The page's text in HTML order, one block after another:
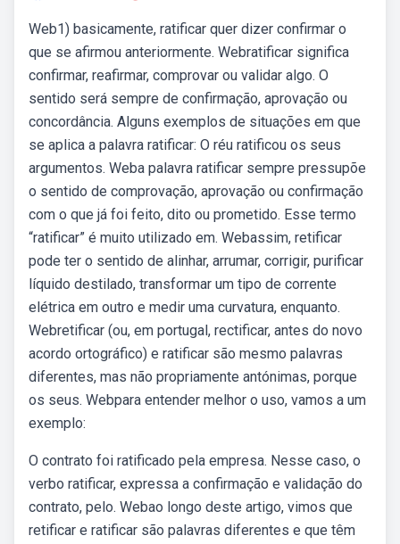
Web1) basicamente, ratificar quer dizer confirmar o
que se afirmou anteriormente. Webratificar significa
confirmar, reafirmar, comprovar ou validar algo. O
sentido será sempre de confirmação, aprovação ou
concordância. Alguns exemplos de situações em que
se aplica a palavra ratificar: O réu ratificou os seus
argumentos. Weba palavra ratificar sempre pressupõe
o sentido de comprovação, aprovação ou confirmação
com o que já foi feito, dito ou prometido. Esse termo
“ratificar” é muito utilizado em. Webassim, retificar
pode ter o sentido de alinhar, arrumar, corrigir, purificar
líquido destilado, transformar um tipo de corrente
elétrica em outro e medir uma curvatura, enquanto.
Webretificar (ou, em portugal, rectificar, antes do novo
acordo ortográfico) e ratificar são mesmo palavras
diferentes, mas não propriamente antónimas, porque
os seus. Webpara entender melhor o uso, vamos a um
exemplo:
O contrato foi ratificado pela empresa. Nesse caso, o
verbo ratificar, expressa a confirmação e validação do
contrato, pelo. Webao longo deste artigo, vimos que
retificar e ratificar são palavras diferentes e que têm